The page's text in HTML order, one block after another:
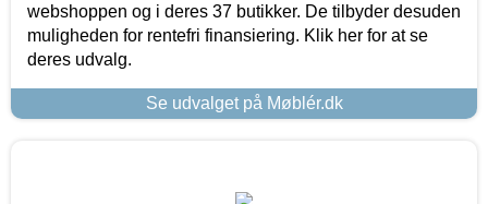
webshoppen og i deres 37 butikker. De tilbyder desuden
muligheden for rentefri finansiering. Klik her for at se
deres udvalg.
Se udvalget på Møblér.dk